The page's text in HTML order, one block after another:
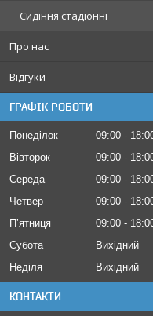
Сидіння стадіонні
Про нас
Відгуки
ГРАФІК РОБОТИ
Понеділок 09:00
Вівторок
09:00
Середа
09:00
Четвер
09:00
Пʼятниця
09:00
Субота
Вихідний
Неділя
Вихідний
КОНТАКТИ